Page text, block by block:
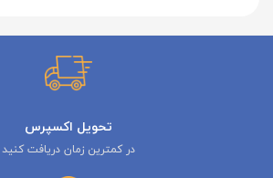
تحویل اکسپرس
در کمترین زمان دریافت کنید